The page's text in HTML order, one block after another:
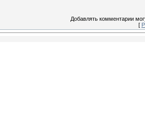
Добавлять комментарии
[